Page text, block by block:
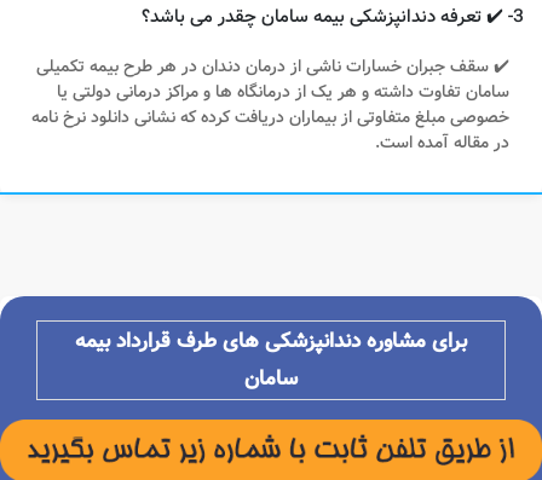
3- ✔️ تعرفه دندانپزشکی بیمه سامان چقدر می باشد؟
✔️ سقف جبران خسارات ناشی از درمان دندان در هر طرح بیمه تکمیلی
سامان تفاوت داشته و هر یک از درمانگاه ها و مراکز درمانی دولتی یا
خصوصی مبلغ متفاوتی از بیماران دریافت کرده که نشانی دانلود نرخ نامه
در مقاله آمده است.
برای مشاوره دندانپزشکی های طرف قرارداد بیمه
سامان